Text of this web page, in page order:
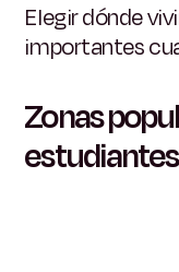
Elegir dónde
importantes
Zonas